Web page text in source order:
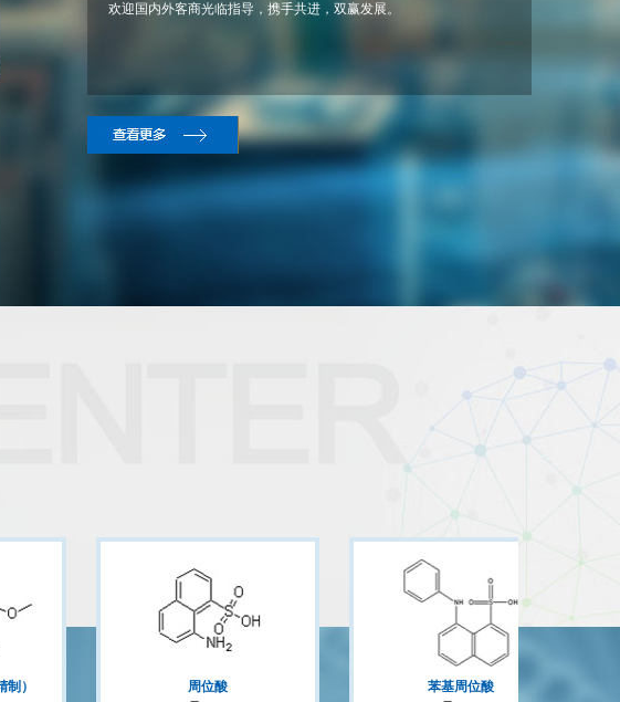
欢迎国内外客商光临指导，携手共进，双赢发展。